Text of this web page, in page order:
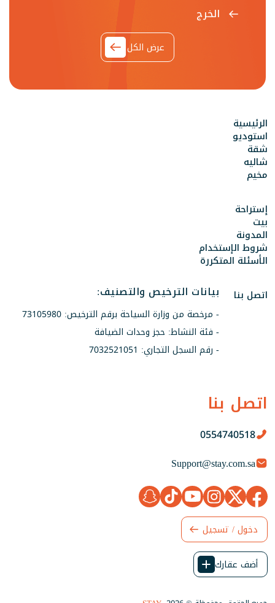
الخرج
عرض الكل
اتصل بنا
0554740518
Support@stay.com.sa
الرئيسية
استوديو
شقة
شاليه
مخيم
إستراحة
بيت
المدونة
شروط الإستخدام
الأسئلة المتكررة
اتصل بنا
بيانات الترخيص والتصنيف:
- مرخصة من وزارة السياحة برقم الترخيص: 73105980
- فئة النشاط: حجز وحدات الضيافة
- رقم السجل التجاري: 7032521051
دخول / تسجيل
أضف عقارك